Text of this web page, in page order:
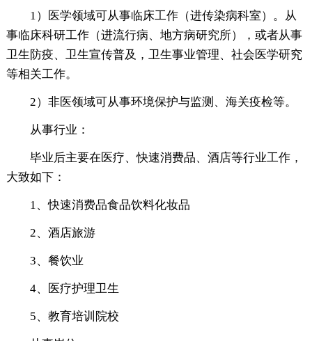
1）医学领域可从事临床工作（进传染病科室）。从
事临床科研工作（进流行病、地方病研究所），或者从事
卫生防疫、卫生宣传普及，卫生事业管理、社会医学研究
等相关工作。
2）非医领域可从事环境保护与监测、海关疫检等。
从事行业：
毕业后主要在医疗、快速消费品、酒店等行业工作，
大致如下：
1、快速消费品食品饮料化妆品
2、酒店旅游
3、餐饮业
4、医疗护理卫生
5、教育培训院校